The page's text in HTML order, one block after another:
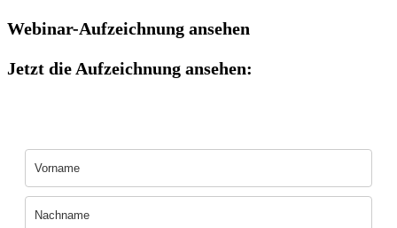
Webinar-Aufzeichnung ansehen
Jetzt die Aufzeichnung ansehen: